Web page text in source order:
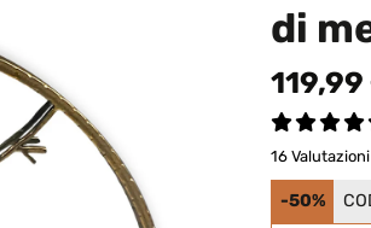
di
16 Valutazioni
-50%